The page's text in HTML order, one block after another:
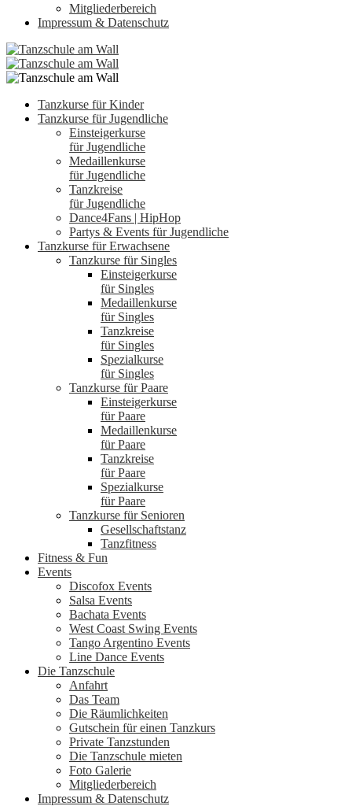
Mitgliederbereich
Impressum & Datenschutz
Tanzkurse für Kinder
Tanzkurse für Jugendliche
Einsteigerkurse
für Jugendliche
Medaillenkurse
für Jugendliche
Tanzkreise
für Jugendliche
Dance4Fans | HipHop
Partys & Events für Jugendliche
Tanzkurse für Erwachsene
Tanzkurse für Singles
Einsteigerkurse
für Singles
Medaillenkurse
für Singles
Tanzkreise
für Singles
Spezialkurse
für Singles
Tanzkurse für Paare
Einsteigerkurse
für Paare
Medaillenkurse
für Paare
Tanzkreise
für Paare
Spezialkurse
für Paare
Tanzkurse für Senioren
Gesellschaftstanz
Tanzfitness
Fitness & Fun
Events
Discofox Events
Salsa Events
Bachata Events
West Coast Swing Events
Tango Argentino Events
Line Dance Events
Die Tanzschule
Anfahrt
Das Team
Die Räumlichkeiten
Gutschein für einen Tanzkurs
Private Tanzstunden
Die Tanzschule mieten
Foto Galerie
Mitgliederbereich
Impressum & Datenschutz